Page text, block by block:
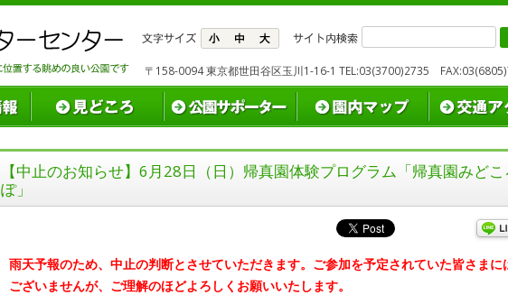
〒158-0094 東京都世田谷区玉川1-16-1 TEL:03(3700)2735
【中止のお知らせ】6月28日（日）帰真園体験プログラム「帰真園みど
ぽ」
雨天予報のため、中止の判断とさせていただきます。 ご参加を予定されていた皆さまに
ございませんが、ご理解のほどよろしくお願いいたします。
検
索: